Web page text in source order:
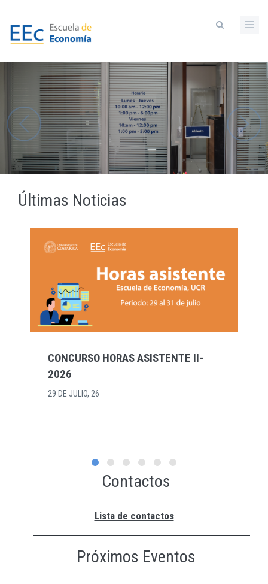
contenido
Últimas Noticias
CONCURSO HORAS ASISTENTE II-
2026
29 DE JULIO, 26
Contactos
Lista de contactos
Próximos Eventos